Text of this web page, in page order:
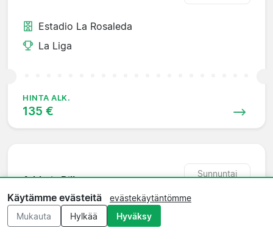
Estadio La Rosaleda
La Liga
HINTA ALK.
135 €
Athletic Bilbao
Malaga
Sunnuntai
Estadio San Mamés
Käytämme evästeitä
evästekäytäntömme
Mukauta
Hylkää Hyväksy